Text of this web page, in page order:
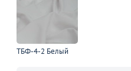
ТБФ-4-2 Белый